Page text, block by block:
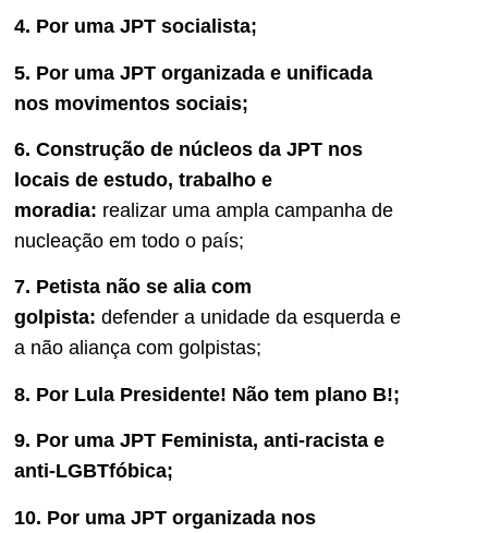
4. Por uma JPT socialista;
5. Por uma JPT organizada e unificada
nos movimentos sociais;
6. Construção de núcleos da JPT nos
locais de estudo, trabalho e
moradia: realizar uma ampla campanha de
nucleação em todo o país;
7. Petista não se alia com
golpista: defender a unidade da esquerda e
a não aliança com golpistas;
8. Por Lula Presidente! Não tem plano B!;
9. Por uma JPT Feminista, anti-racista e
anti-LGBTfóbica;
10. Por uma JPT organizada nos